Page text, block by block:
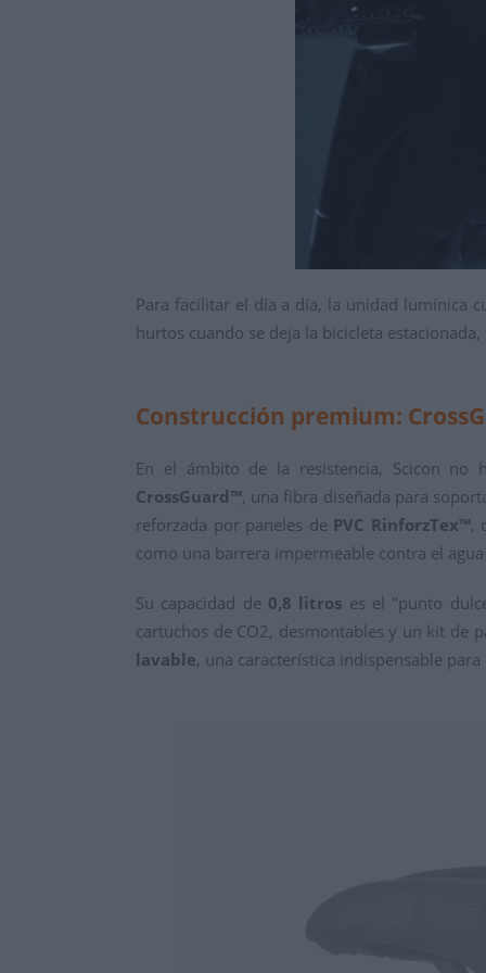
Para facilitar el día a día, la unidad lumínica
hurtos cuando se deja la bicicleta
Construcción premium:
En el ámbito de la resistencia, Scicon no
CrossGuard™, una fibra diseñada para
reforzada por paneles de PVC RinforzTex™,
como una barrera impermeable contra el
Su capacidad de 0,8 litros es el "punto
cartuchos de CO2, desmontables y un kit de
lavable, una característica indispensable